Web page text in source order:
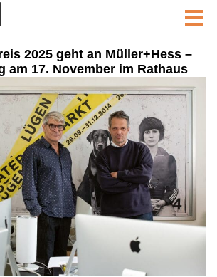
2025 geht an Müller+Hess –
am 17. November im Rathaus